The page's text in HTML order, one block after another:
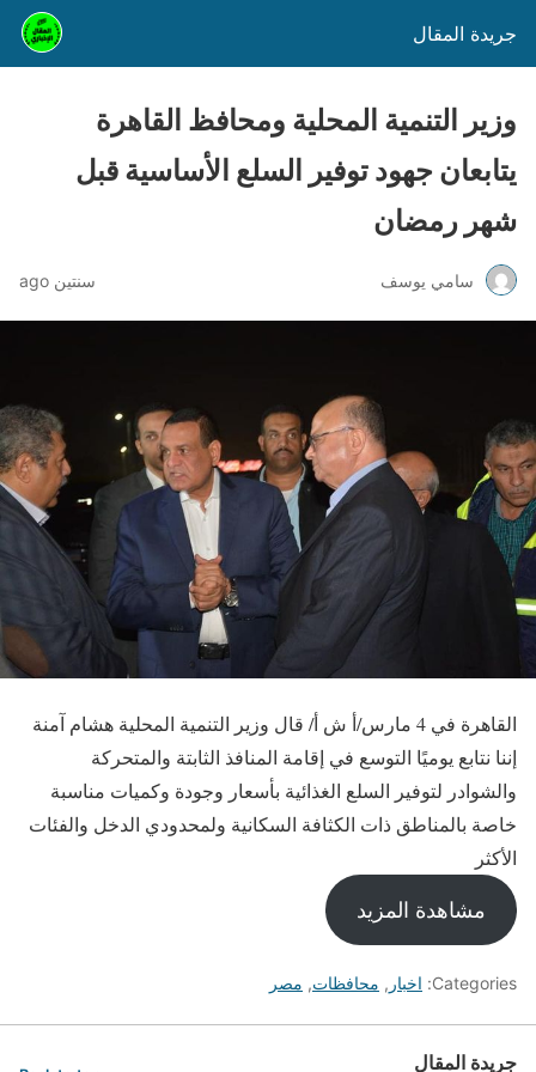
جريدة المقال
وزير التنمية المحلية ومحافظ القاهرة
يتابعان جهود توفير السلع الأساسية قبل
شهر رمضان
سامي يوسف سنتين ago
القاهرة في 4 مارس/أ ش أ/ قال وزير التنمية المحلية هشام آمنة
إننا نتابع يوميًا التوسع في إقامة المنافذ الثابتة والمتحركة
والشوادر لتوفير السلع الغذائية بأسعار وجودة وكميات مناسبة
خاصة بالمناطق ذات الكثافة السكانية ولمحدودي الدخل والفئات
الأكثر
مشاهدة المزيد
Categories: اخبار , محافظات, مصر
جريدة المقال